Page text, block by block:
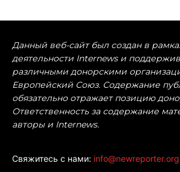
Данный веб-сайт был создан в
деятельности Internews и
различными донорскими
Европейский Союз. Содержание
обязательно отражает позицию
Ответственность за содержание
авторы и Internews.
Свяжитесь с нами: info@newreporter.org